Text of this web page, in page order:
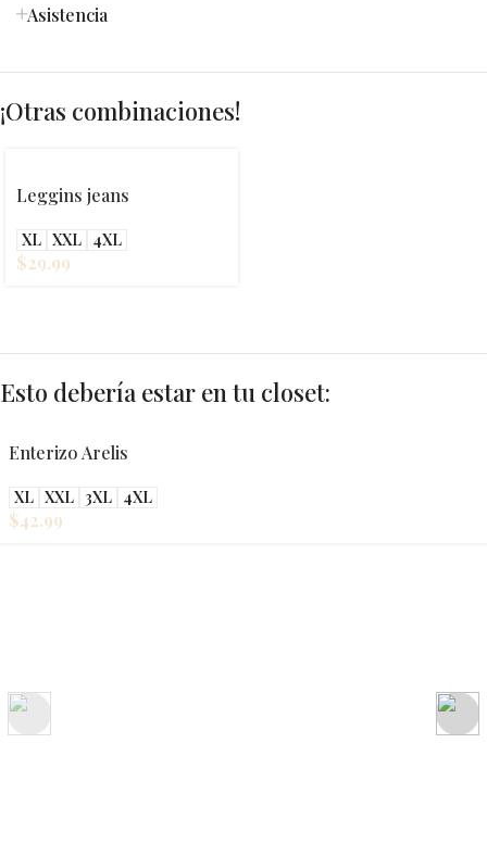
Asistencia
¡Otras combinaciones!
Leggins jeans
XL XXL 4XL
$29.99
Esto debería estar en tu closet:
Enterizo Arelis
XL XXL 3XL 4XL
$42.99